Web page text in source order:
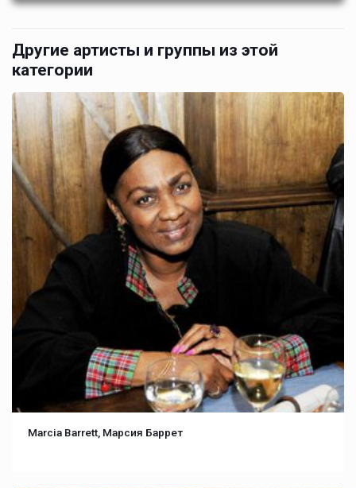
Другие артисты и группы из этой
категории
Marcia Barrett, Марсия Баррет